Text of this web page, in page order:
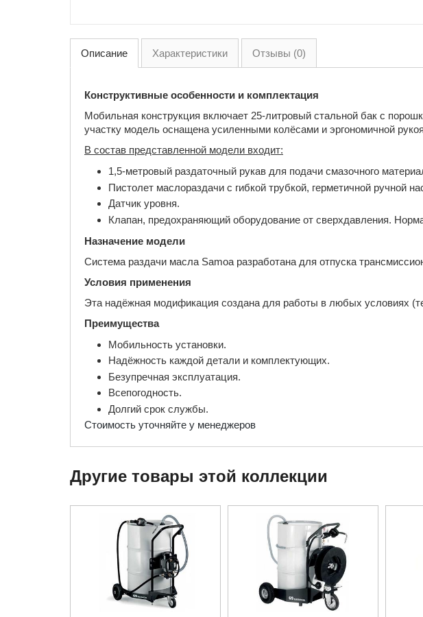
Описание Характеристики Отзывы (0)
Конструктивные особенности и комплектация
Мобильная конструкция включает 25-литровый стальной бак с
участку модель оснащена усиленными колёсами и эргономичной
В состав представленной модели входит:
1,5-метровый раздаточный рукав для подачи смазочного
Пистолет маслораздачи с гибкой трубкой, герметичной ручной
Датчик уровня.
Клапан, предохраняющий оборудование от сверхдавления.
Назначение модели
Система раздачи масла Samoa разработана для отпуска
Условия применения
Эта надёжная модификация создана для работы в любых условиях
Преимущества
Мобильность установки.
Надёжность каждой детали и комплектующих.
Безупречная эксплуатация.
Всепогодность.
Долгий срок службы.
Стоимость уточняйте у менеджеров
Другие товары этой коллекции